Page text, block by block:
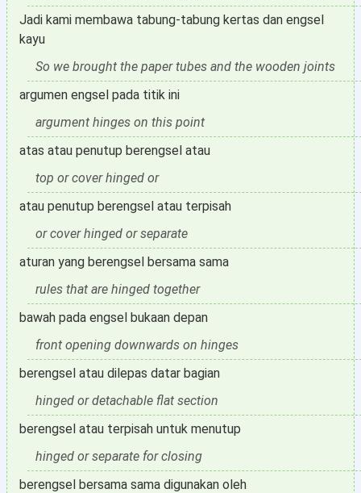
Jadi kami membawa tabung-tabung kertas dan engsel
kayu
So we brought the paper tubes and the wooden joints
argumen engsel pada titik ini
argument hinges on this point
atas atau penutup berengsel atau
top or cover hinged or
atau penutup berengsel atau terpisah
or cover hinged or separate
aturan yang berengsel bersama sama
rules that are hinged together
bawah pada engsel bukaan depan
front opening downwards on hinges
berengsel atau dilepas datar bagian
hinged or detachable flat section
berengsel atau terpisah untuk menutup
hinged or separate for closing
berengsel bersama sama digunakan oleh